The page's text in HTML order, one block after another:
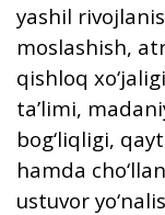
yashil
moslashish,
qishloq
ta’limi,
bog‘liqligi,
hamda
ustuvor